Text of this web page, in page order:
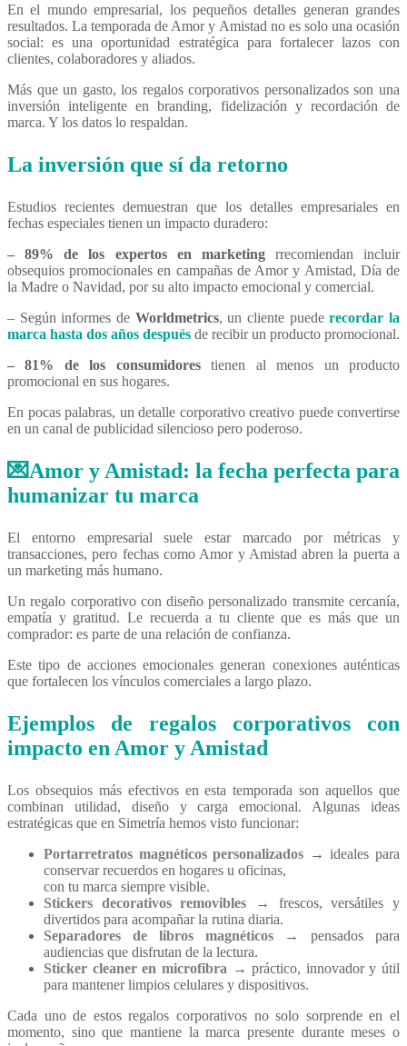
En el mundo empresarial, los pequeños detalles generan grandes
resultados. La temporada de Amor y Amistad no es solo una ocasión
social: es una oportunidad estratégica para fortalecer lazos con
clientes, colaboradores y aliados.
Más que un gasto, los regalos corporativos personalizados son una
inversión inteligente en branding, fidelización y recordación de
marca. Y los datos lo respaldan.
La inversión que sí da retorno
Estudios recientes demuestran que los detalles empresariales en
fechas especiales tienen un impacto duradero:
– 89% de los expertos en marketingrrecomiendan incluir
obsequios promocionales en campañas de Amor y Amistad, Día de
la Madre o Navidad, por su alto impacto emocional y comercial.
– Según informes de Worldmetrics, un cliente puederecordar la
marca hasta dos años después de recibir un producto promocional.
– 81% de los consumidorestienen al menos un producto
promocional en sus hogares.
En pocas palabras, un detalle corporativo creativo puede convertirse
en un canal de publicidad silencioso pero poderoso.
💌Amor y Amistad: la fecha perfecta para
humanizar tu marca
El entorno empresarial suele estar marcado por métricas y
transacciones, pero fechas como Amor y Amistad abren la puerta a
un marketing más humano.
Un regalo corporativo con diseño personalizado transmite cercanía,
empatía y gratitud. Le recuerda a tu cliente que es más que un
comprador: es parte de una relación de confianza.
Este tipo de acciones emocionales generan conexiones auténticas
que fortalecen los vínculos comerciales a largo plazo.
Ejemplos de regalos corporativos con
impacto en Amor y Amistad
Los obsequios más efectivos en esta temporada son aquellos que
combinan utilidad, diseño y carga emocional. Algunas ideas
estratégicas que en Simetría hemos visto funcionar:
Portarretratos magnéticos personalizados → ideales para
conservar recuerdos en hogares u oficinas,
con tu marca siempre visible.
Stickers decorativos removibles →
frescos, versátiles y
divertidos para acompañar la rutina diaria.
Separadores de libros magnéticos→
pensados para
audiencias que disfrutan de la lectura.
Sticker cleaner en microfibra → práctico, innovador y útil
para mantener limpios celulares y dispositivos.
Cada uno de estos regalos corporativos no solo sorprende en el
momento, sino que mantiene la marca presente durante meses o